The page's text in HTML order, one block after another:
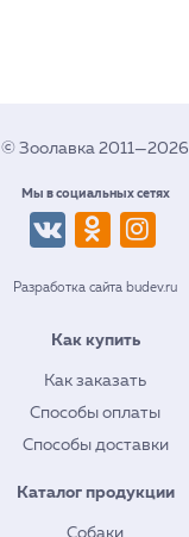
© Зоолавка 2011—2026
Мы в социальных сетях
Разработка сайта budev.ru
Как купить
Как заказать
Способы оплаты
Способы доставки
Каталог продукции
Собаки